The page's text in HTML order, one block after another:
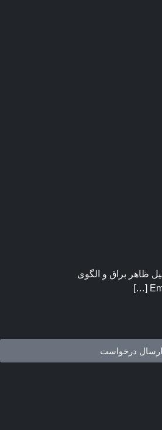
ظاهر براق و الگوی
ارسال درخواست